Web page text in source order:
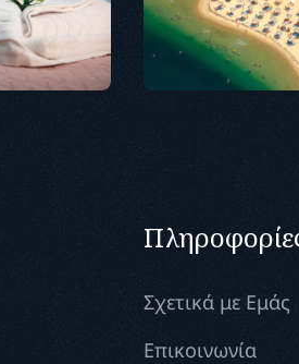
Σχετικά με Εμάς
Επικοινωνία